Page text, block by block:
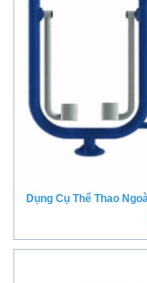
Dụng Cụ Thể Thao